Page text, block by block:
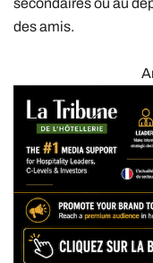
des amis.